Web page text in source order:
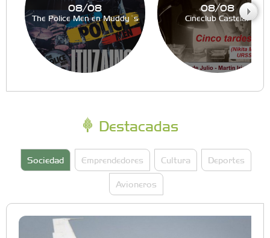
08/08
The Police Men en Muddy´s
08/08
Cineclub Castelar
Destacadas
Sociedad Emprendedores Cultura Deportes
Avioneros